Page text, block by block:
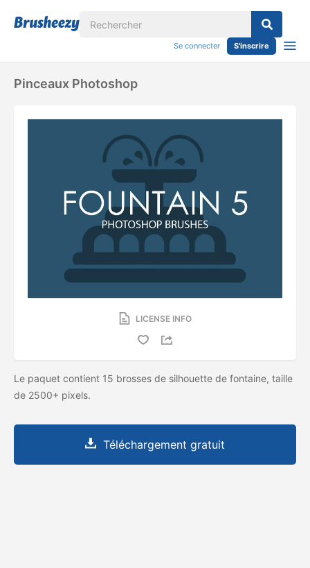
Se connecter S'inscrire
Pinceaux Photoshop
LICENSE INFO
Le paquet contient 15 brosses de silhouette de fontaine, taille
de 2500+ pixels.
Téléchargement gratuit